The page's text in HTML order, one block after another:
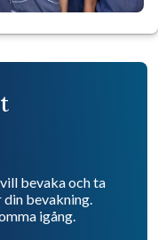
bevaka och ta
bevakning.
igång.